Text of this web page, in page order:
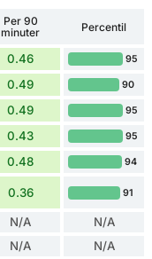
Per 90
minuter
Percentil
0.46 95
0.49 90
0.49 95
0.43 95
0.48 94
0.36 91
N/A N/A
N/A N/A